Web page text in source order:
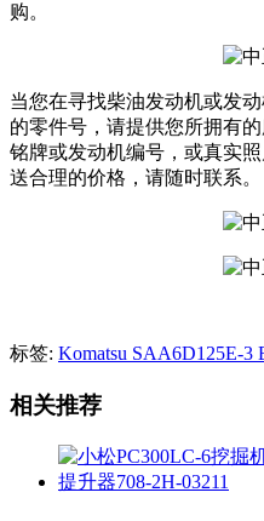
购。
当您在寻找柴油发动机或发
的零件号，请提供您所拥有
铭牌或发动机编号，或真实
送合理的价格，请随时联系。
标签: Komatsu SAA6D125E-3
相关推荐